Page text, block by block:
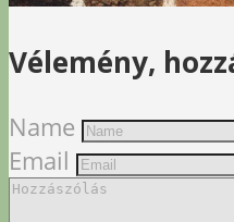
Vélemény,
Name
Email